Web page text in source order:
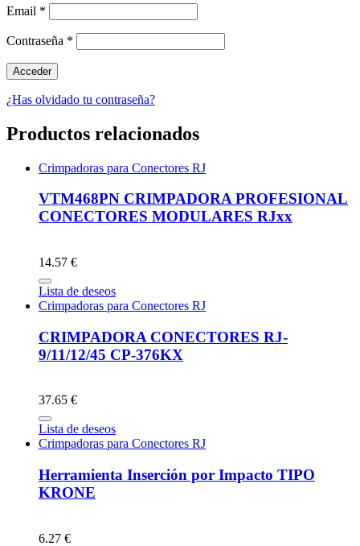
Email *
Contraseña *
¿Has olvidado tu contraseña?
Productos relacionados
Crimpadoras para Conectores RJ
VTM468PN CRIMPADORA PROFESIONAL
CONECTORES MODULARES RJxx
14.57 €
Lista de deseos
Crimpadoras para Conectores RJ
CRIMPADORA CONECTORES RJ-
9/11/12/45 CP-376KX
37.65 €
Lista de deseos
Crimpadoras para Conectores RJ
Herramienta Inserción por Impacto TIPO
KRONE
6.27 €